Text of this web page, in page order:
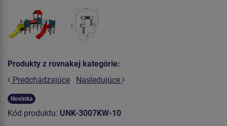
Produkty z rovnakej kategórie:
Predchádzajúce
Nasledujúce
Novinka
Kód produktu: UNK-3007KW-10